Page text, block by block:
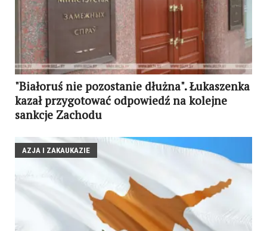
"Białoruś nie pozostanie dłużna". Łukaszenka
kazał przygotować odpowiedź na kolejne
sankcje Zachodu
AZJA I ZAKAUKAZIE